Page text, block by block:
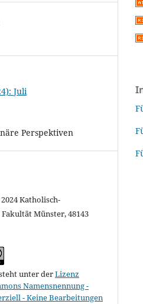
Juli
Perspektiven
Katholisch-
Münster, 48143
unter derLizenz
Namensnennung -
- Keine Bearbeitungen